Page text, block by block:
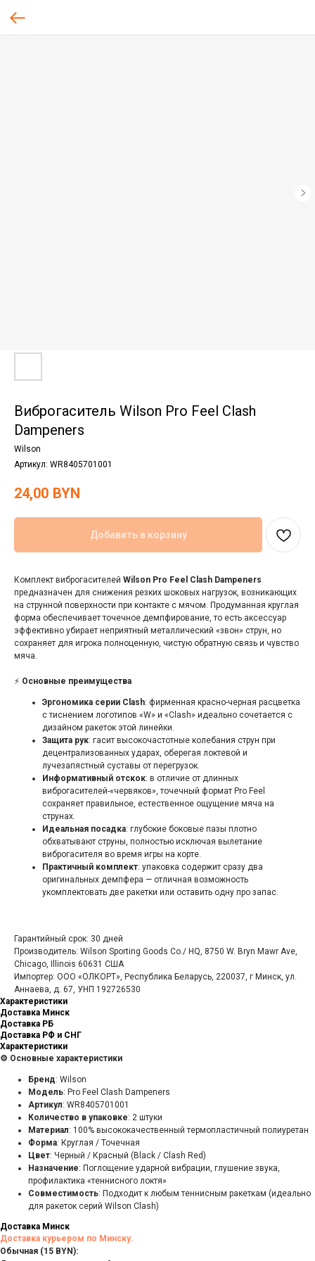
Виброгаситель Wilson Pro Feel Clash
Dampeners
Wilson
Артикул: WR8405701001
24,00 BYN
Добавить в корзину
Комплект виброгасителей Wilson Pro Feel Clash Dampeners
предназначен для снижения резких шоковых нагрузок, возникающих
на струнной поверхности при контакте с мячом. Продуманная круглая
форма обеспечивает точечное демпфирование, то есть аксессуар
эффективно убирает неприятный металлический «звон» струн, но
сохраняет для игрока полноценную, чистую обратную связь и чувство
мяча.
⚡ Основные преимущества
Эргономика серии Clash: фирменная красно-черная расцветка
с тиснением логотипов «W» и «Clash» идеально сочетается с
дизайном ракеток этой линейки.
Защита рук: гасит высокочастотные колебания струн при
децентрализованных ударах, оберегая локтевой и
лучезапястный суставы от перегрузок.
Информативный отскок: в отличие от длинных
виброгасителей-«червяков», точечный формат Pro Feel
сохраняет правильное, естественное ощущение мяча на
струнах.
Идеальная посадка: глубокие боковые пазы плотно
обхватывают струны, полностью исключая вылетание
виброгасителя во время игры на корте.
Практичный комплект: упаковка содержит сразу два
оригинальных демпфера — отличная возможность
укомплектовать две ракетки или оставить одну про запас.
Гарантийный срок: 30 дней
Производитель: Wilson Sporting Goods Co./ HQ, 8750 W. Bryn Mawr Ave,
Chicago, Illinois 60631 США
Импортер: ООО «ОЛКОРТ», Республика Беларусь, 220037, г Минск, ул.
Аннаева, д. 67, УНП 192726530
Характеристики
Доставка Минск
Доставка РБ
Доставка РФ и СНГ
Характеристики
⚙️ Основные характеристики
Бренд: Wilson
Модель: Pro Feel Clash Dampeners
Артикул: WR8405701001
Количество в упаковке: 2 штуки
Материал: 100% высококачественный термопластичный полиуретан
Форма: Круглая / Точечная
Цвет: Черный / Красный (Black / Clash Red)
Назначение: Поглощение ударной вибрации, глушение звука,
профилактика «теннисного локтя»
Совместимость: Подходит к любым теннисным ракеткам (идеально
для ракеток серий Wilson Clash)
Доставка Минск
Доставка курьером по Минску.
Обычная (15 BYN):